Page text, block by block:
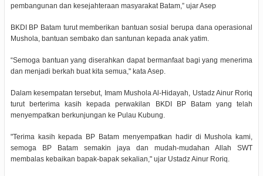
pembangunan dan kesejahteraan masyarakat Batam,” ujar Asep
BKDI BP Batam turut memberikan bantuan sosial berupa dana operasional
Mushola, bantuan sembako dan santunan kepada anak yatim.
“Semoga bantuan yang diserahkan dapat bermanfaat bagi yang menerima
dan menjadi berkah buat kita semua," kata Asep.
Dalam kesempatan tersebut, Imam Mushola Al-Hidayah, Ustadz Ainur Roriq
turut berterima kasih kepada perwakilan BKDI BP Batam yang telah
menyempatkan berkunjungan ke Pulau Kubung.
"Terima kasih kepada BP Batam menyempatkan hadir di Mushola kami,
semoga BP Batam semakin jaya dan mudah-mudahan Allah SWT
membalas kebaikan bapak-bapak sekalian," ujar Ustadz Ainur Roriq.